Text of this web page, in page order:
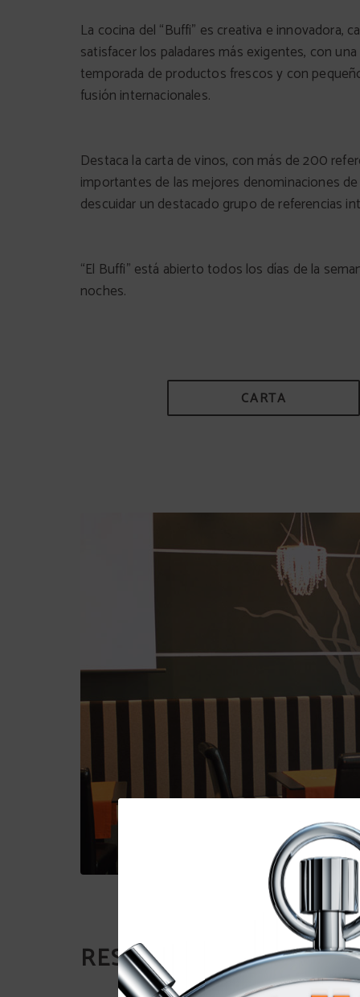
La cocina del “Buffi” es creativa e innovadora,
satisfacer los paladares más exigentes, con
temporada de productos frescos y con
fusión internacionales.
Destaca la carta de vinos, con más de 200
importantes de las mejores denominaciones
descuidar un destacado grupo de referencias
“El Buffi” está abierto todos los días de la
noches.
CARTA
RESTAURANTES